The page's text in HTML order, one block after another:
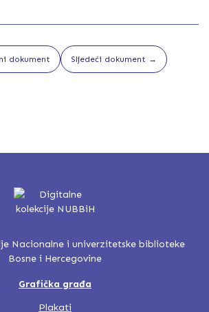
dokument Sljedeći dokument →
Nacionalne i univerzitetske biblioteke
Bosne i Hercegovine
Grafička građa
Plakati